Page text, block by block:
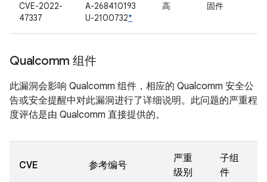
CVE-2022-
47337
A-268410193
U-2100732*
高 固件
Qualcomm 组件
此漏洞会影响 Qualcomm 组件，相应的 Qualcomm 安全公
告或安全提醒中对此漏洞进行了详细说明。此问题的严重程
度评估是由 Qualcomm 直接提供的。
CVE 参考编号
严重
级别
子组
件